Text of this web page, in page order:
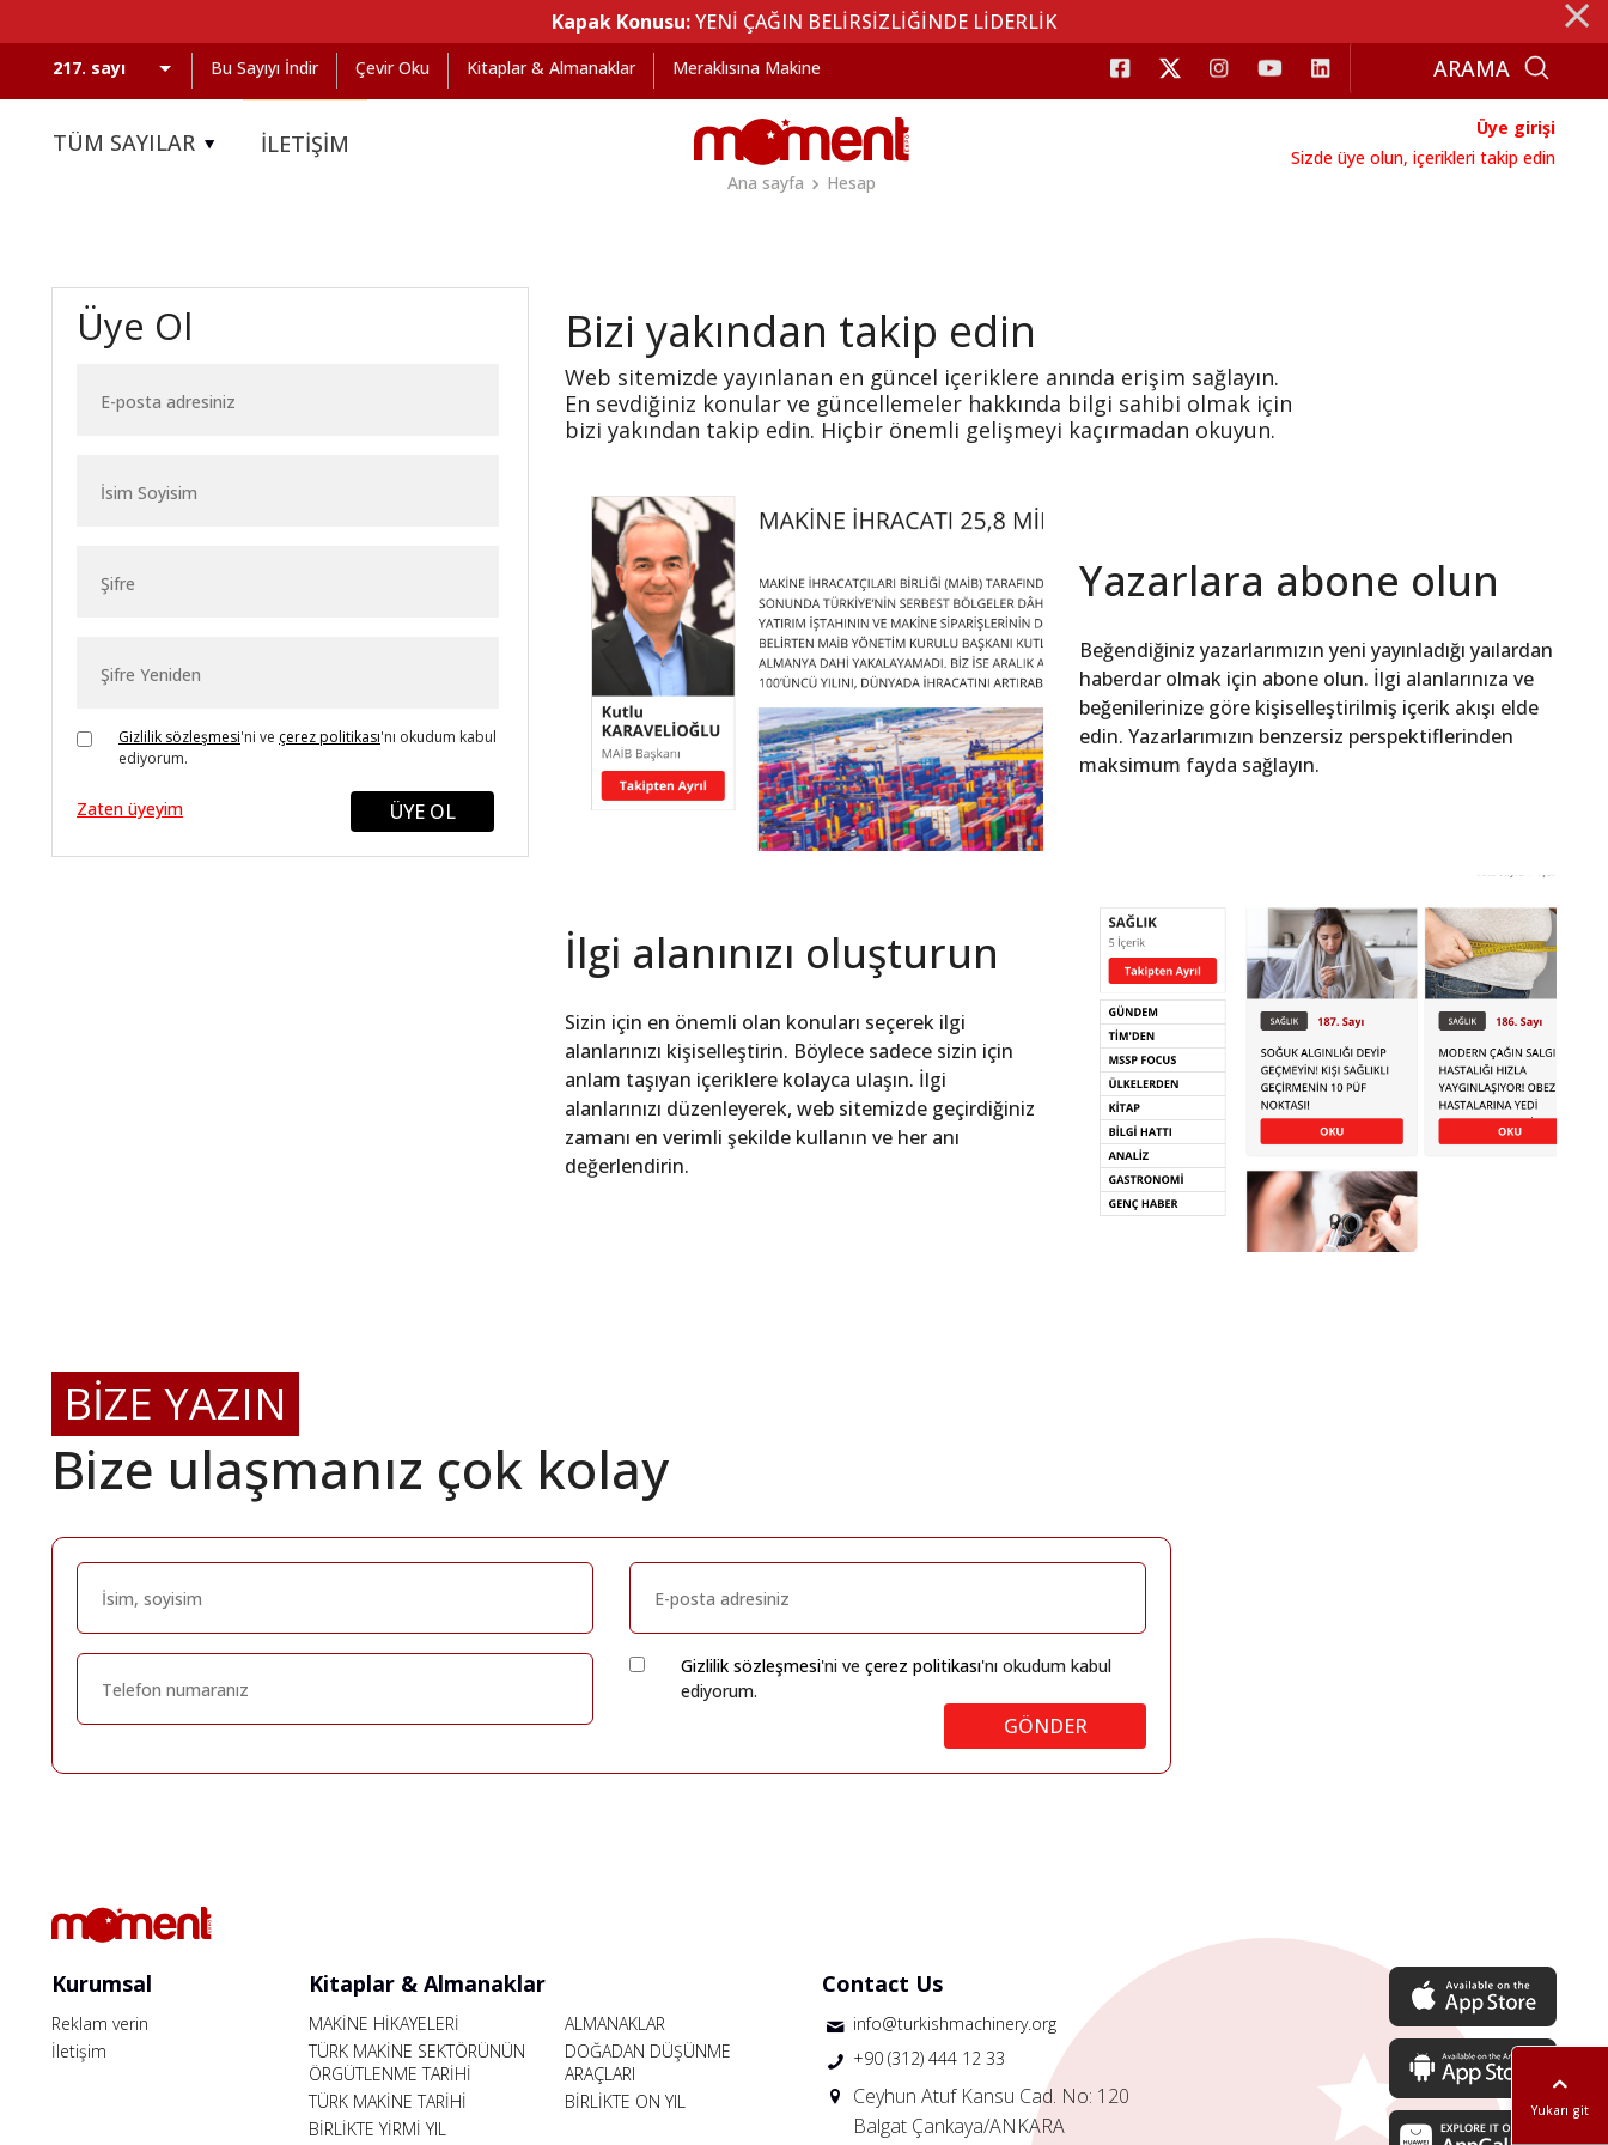
Kapak Konusu:YENİ ÇAĞIN BELİRSİZLİĞİNDE LİDERLİK ⨯
Bu Sayıyı İndir Çevir Oku Kitaplar & Almanaklar Meraklısına Makine
TÜM SAYILAR İLETİŞİM
Üye girişi
Sizde üye olun, içerikleri takip edin
Ana sayfa
Hesap
Üye Ol
Gizlilik sözleşmesi'ni ve çerez politikası'nı okudum kabul
ediyorum.
Zaten üyeyim ÜYE OL
Bizi yakından takip edin
Web sitemizde yayınlanan en güncel içeriklere anında erişim sağlayın.
En sevdiğiniz konular ve güncellemeler hakkında bilgi sahibi olmak için
bizi yakından takip edin. Hiçbir önemli gelişmeyi kaçırmadan okuyun.
Yazarlara abone olun
Beğendiğiniz yazarlarımızın yeni yayınladığı yaılardan
haberdar olmak için abone olun. İlgi alanlarınıza ve
beğenilerinize göre kişiselleştirilmiş içerik akışı elde
edin. Yazarlarımızın benzersiz perspektiflerinden
maksimum fayda sağlayın.
İlgi alanınızı oluşturun
Sizin için en önemli olan konuları seçerek ilgi
alanlarınızı kişiselleştirin. Böylece sadece sizin için
anlam taşıyan içeriklere kolayca ulaşın. İlgi
alanlarınızı düzenleyerek, web sitemizde geçirdiğiniz
zamanı en verimli şekilde kullanın ve her anı
değerlendirin.
BİZE YAZIN
Bize ulaşmanız çok kolay
Gizlilik sözleşmesi'ni ve çerez politikası'nı okudum kabul
ediyorum.
GÖNDER
Yukarı git
Kurumsal
Reklam verin
İletişim
Kitaplar & Almanaklar
MAKİNE HİKAYELERİ
ALMANAKLAR
TÜRK MAKİNE SEKTÖRÜNÜN
ÖRGÜTLENME TARİHİ
DOĞADAN DÜŞÜNME
ARAÇLARI
TÜRK MAKİNE TARİHİ
BİRLİKTE ON YIL
BİRLİKTE YİRMİ YIL
Contact Us
info@turkishmachinery.org
+90 (312) 444 12 33
Ceyhun Atuf Kansu Cad. No: 120
Balgat Çankaya/ANKARA